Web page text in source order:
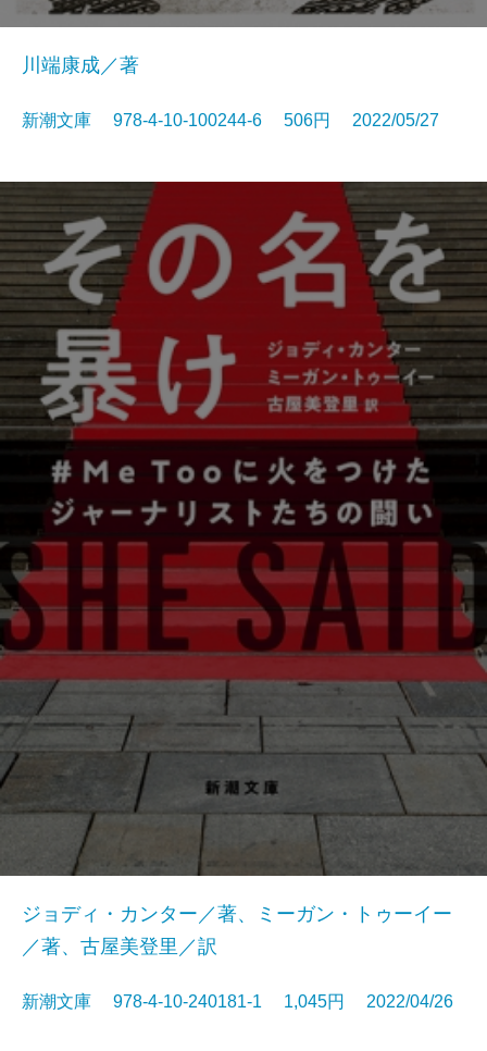
川端康成／著
新潮文庫 978-4-10-100244-6 506円 2022/05/27
ジョディ・カンター／著、ミーガン・トゥーイー
／著、古屋美登里／訳
新潮文庫 978-4-10-240181-1 1,045円 2022/04/26